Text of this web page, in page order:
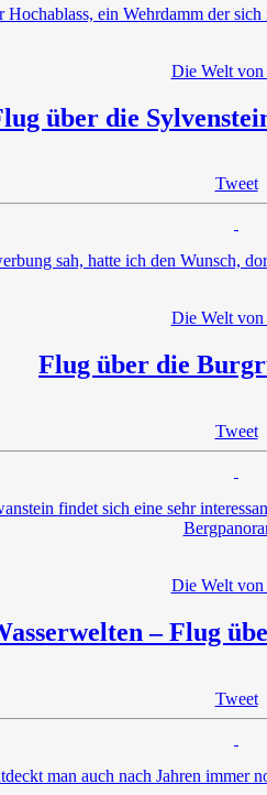
ein Wehrdamm der
Die Welt von
über die
Tweet
sah, hatte ich den Wunsch,
Die Welt von
Flug über die
Tweet
findet sich eine sehr
Die Welt von
– Flug
Tweet
man auch nach Jahren